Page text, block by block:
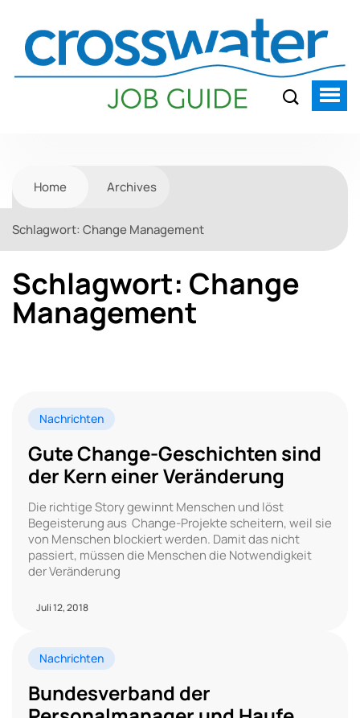
Home Archives
Schlagwort: Change Management
Schlagwort: Change
Management
Nachrichten
Gute Change-Geschichten sind
der Kern einer Veränderung
Die richtige Story gewinnt Menschen und löst
Begeisterung aus ​ Change-Projekte scheitern, weil sie
von Menschen blockiert werden. Damit das nicht
passiert, müssen die Menschen die Notwendigkeit
der Veränderung
Juli 12, 2018
Nachrichten
Bundesverband der